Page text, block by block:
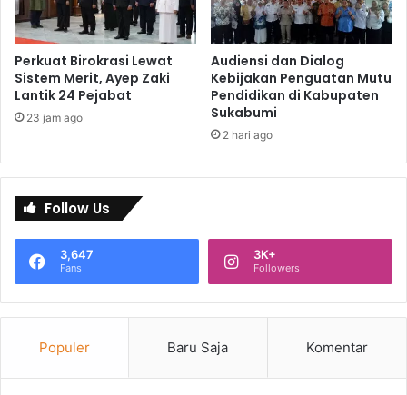
Perkuat Birokrasi Lewat
Sistem Merit, Ayep Zaki
Lantik 24 Pejabat
23 jam ago
Audiensi dan Dialog
Kebijakan Penguatan Mutu
Pendidikan di Kabupaten
Sukabumi
2 hari ago
Follow Us
3,647
Fans
3K+
Followers
Populer Baru Saja Komentar